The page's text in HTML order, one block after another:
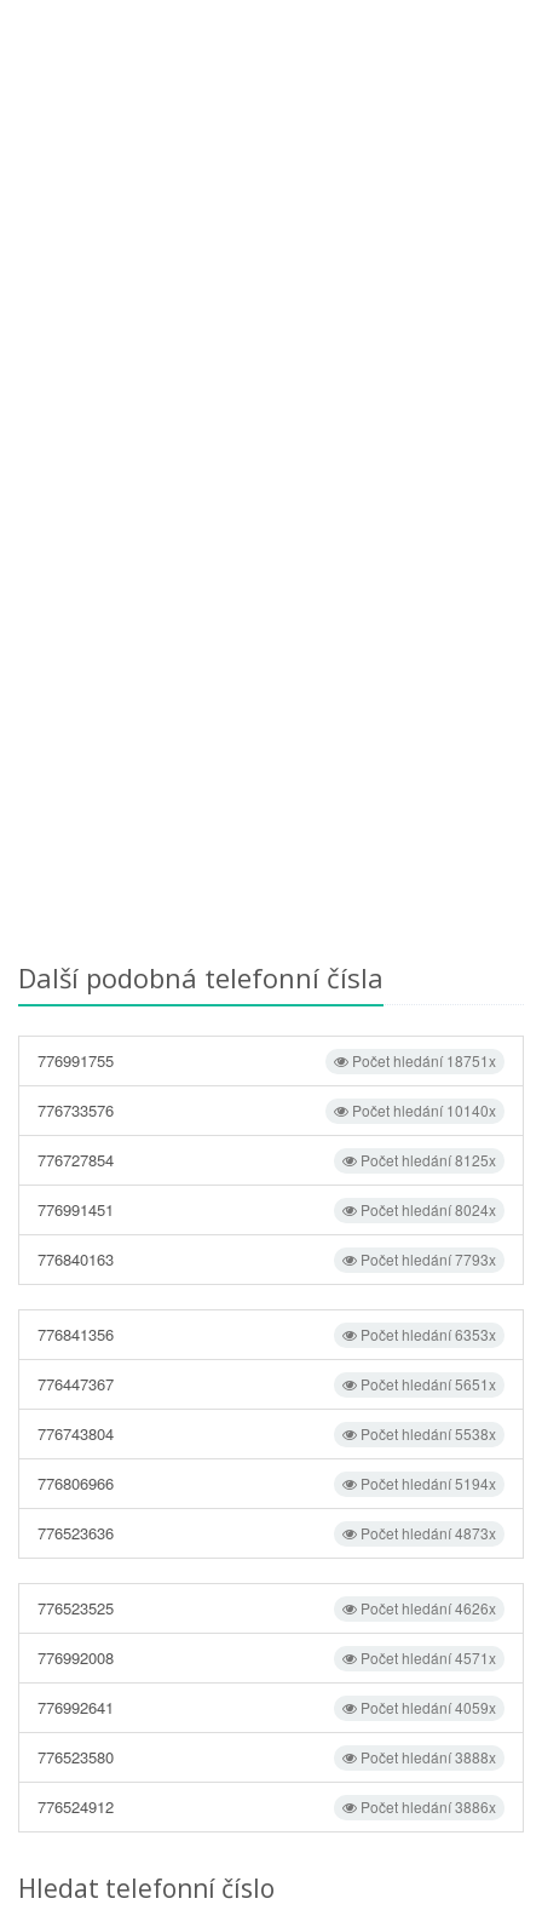
Další podobná telefonní čísla
Počet hledání 18751x
776991755
Počet hledání 10140x
776733576
Počet hledání 8125x
776727854
Počet hledání 8024x
776991451
Počet hledání 7793x
776840163
Počet hledání 6353x
776841356
Počet hledání 5651x
776447367
Počet hledání 5538x
776743804
Počet hledání 5194x
776806966
Počet hledání 4873x
776523636
Počet hledání 4626x
776523525
Počet hledání 4571x
776992008
Počet hledání 4059x
776992641
Počet hledání 3888x
776523580
Počet hledání 3886x
776524912
Hledat telefonní číslo